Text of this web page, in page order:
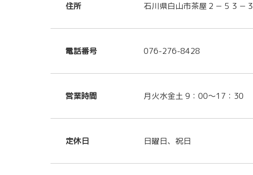
住所 石川県白山市茶屋２－５３－３
電話番号 076-276-8428
営業時間 月火水金土 9：00～17：30
定休日 日曜日、祝日